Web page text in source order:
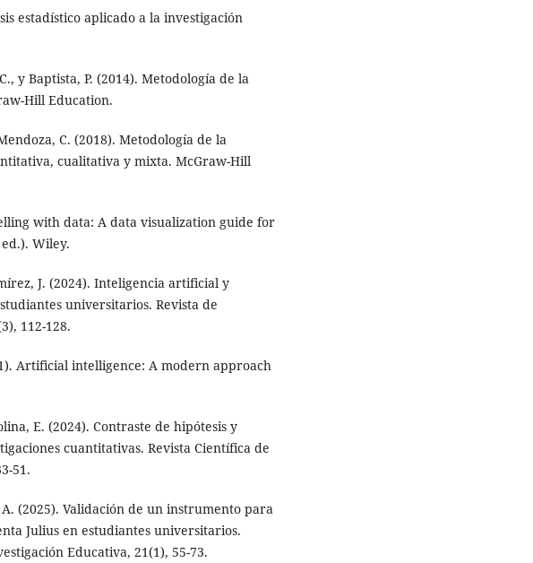
estadístico aplicado a la investigación
y Baptista, P. (2014). Metodología de la
Hill Education.
C. (2018). Metodología de la
cualitativa y mixta. McGraw-Hill
with data: A data visualization guide for
Wiley.
J. (2024). Inteligencia artificial y
universitarios. Revista de
112-128.
Artificial intelligence: A modern approach
E. (2024). Contraste de hipótesis y
cuantitativas. Revista Científica de
51.
A. (2025). Validación de un instrumento para
Julius en estudiantes universitarios.
Educativa, 21(1), 55-73.